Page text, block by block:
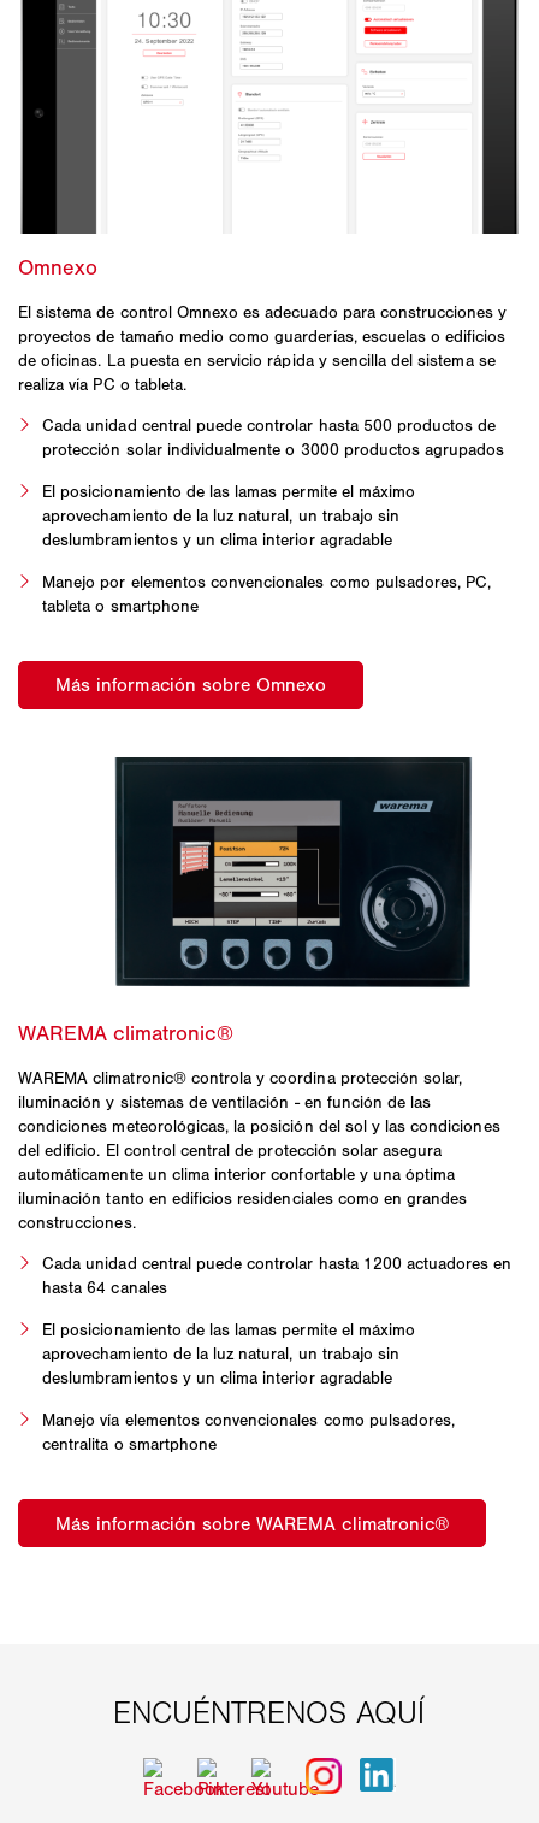
El sistema de control Omnexo es adecuado para construcciones y
proyectos de tamaño medio como guarderías, escuelas o edificios
de oficinas. La puesta en servicio rápida y sencilla del sistema se
realiza vía PC o tableta.
Cada unidad central puede controlar hasta 500 productos de
protección solar individualmente o 3000 productos agrupados
El posicionamiento de las lamas permite el máximo
aprovechamiento de la luz natural, un trabajo sin
deslumbramientos y un clima interior agradable
Manejo por elementos convencionales como pulsadores, PC,
tableta o smartphone
WAREMA climatronic® controla y coordina protección solar,
iluminación y sistemas de ventilación - en función de las
condiciones meteorológicas, la posición del sol y las condiciones
del edificio. El control central de protección solar asegura
automáticamente un clima interior confortable y una óptima
iluminación tanto en edificios residenciales como en grandes
construcciones.
Cada unidad central puede controlar hasta 1200 actuadores en
hasta 64 canales
El posicionamiento de las lamas permite el máximo
aprovechamiento de la luz natural, un trabajo sin
deslumbramientos y un clima interior agradable
Manejo vía elementos convencionales como pulsadores,
centralita o smartphone